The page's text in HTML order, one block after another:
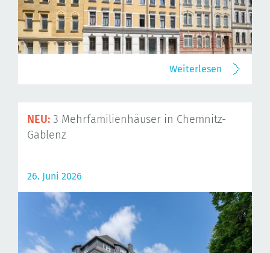
Weiterlesen
NEU: 3 Mehrfamilienhäuser in Chemnitz-
Gablenz
26. Juni 2026